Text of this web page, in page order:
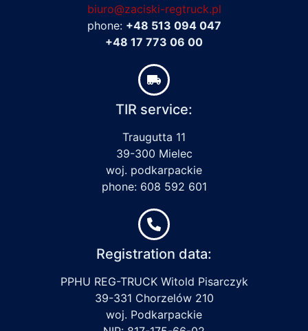
biuro@zaciski-regtruck.pl
phone: +48 513 094 047
+48 17 773 06 00
TIR service:
Traugutta 11
39-300 Mielec
woj. podkarpackie
phone: 608 592 601
Registration data:
PPHU REG-TRUCK Witold Pisarczyk
39-331 Chorzelów 210
woj. Podkarpackie